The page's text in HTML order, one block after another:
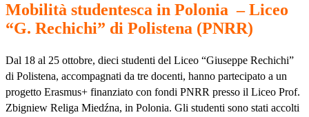
Mobilità studentesca in Polonia – Liceo
“G. Rechichi” di Polistena (PNRR)
Dal 18 al 25 ottobre, dieci studenti del Liceo “Giuseppe Rechichi”
di Polistena, accompagnati da tre docenti, hanno partecipato a un
progetto Erasmus+ finanziato con fondi PNRR presso il Liceo Prof.
Zbigniew Religa Miedźna, in Polonia. Gli studenti sono stati accolti